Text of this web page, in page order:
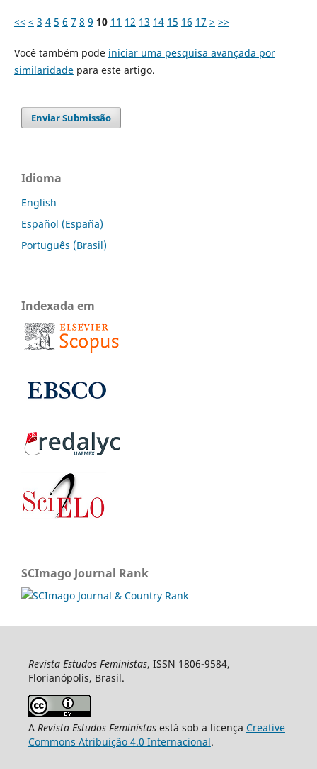
<< < 3 4 5 6 7 8 9 10 11 12 13 14 15 16 17 > >>
Você também pode iniciar uma pesquisa avançada por
similaridadepara este artigo.
Enviar Submissão
Idioma
English
Español (España)
Português (Brasil)
Indexada em
SCImago Journal Rank
Revista Estudos Feministas, ISSN 1806-9584,
Florianópolis, Brasil.
A Revista Estudos Feministasestá sob a licença Creative
Commons Atribuição 4.0 Internacional.